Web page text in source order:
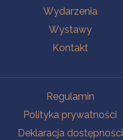
Wydarzenia
Wystawy
Kontakt
Regulamin
Polityka prywatności
Deklaracja dostępności